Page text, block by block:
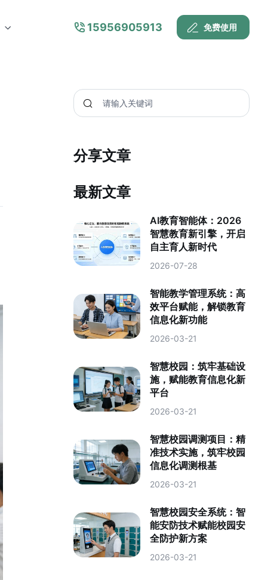
15956905913 免费使用
分享文章
最新文章
AI教育智能体：2026
智慧教育新引擎，开启
自主育人新时代
2026-07-28
智能教学管理系统：高
效平台赋能，解锁教育
信息化新功能
2026-03-21
智慧校园：筑牢基础设
施，赋能教育信息化新
平台
2026-03-21
智慧校园调测项目：精
准技术实施，筑牢校园
信息化调测根基
2026-03-21
智慧校园安全系统：智
能安防技术赋能校园安
全防护新方案
2026-03-21